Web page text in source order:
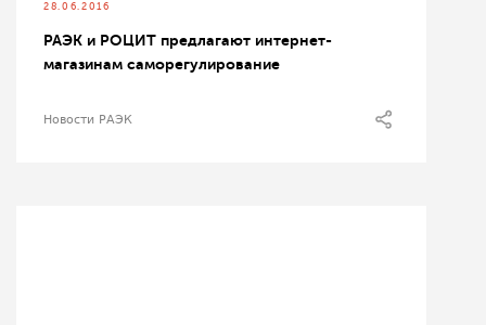
28.06.2016
РАЭК и РОЦИТ предлагают интернет-
магазинам саморегулирование
Новости РАЭК